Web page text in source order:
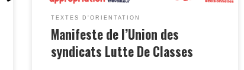
TEXTES D'ORIENTATION
Manifeste de l’Union des
syndicats Lutte De Classes